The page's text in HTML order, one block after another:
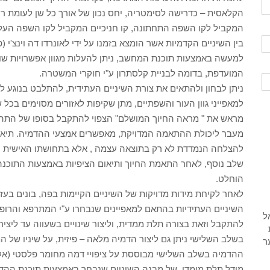
הקלאסית – כדרישה לסימטריה, יחס נכון של אורך כל שן לעומת
המקביל לקו השפה התחתונה, קו חניכיים המקביל לקו השפה
בין השיניים הקדמיות אשר הומצא בזמנו על ידי לאונרדו דה
למעשה באמצעות תוכנת המחשב, ניתן להעלות מגוון אפשרויות
המועדפת, בדומה לבניית קלסתרון ע"י חוקרי המשטרה.
ניתן לבחון ולהתאים את צורת השיניים העתידית, להתלבט
למאפייני גוון העור והשפתיים, מתן שקיפות לאזורים מסוימים
מראש את " מראה החיוך המושלם" הצפוי להתקבל בסופו של
מעבר ליכולת ההתאמה המדויקת, מאפשרים אמצעי ההדמיה. תיאום
להצלחה הנמדדת לא רק בתוצאה עצמה , אלא בתחושתו האישית
שלב נוסף, לאחר התאמת החיוך ותיאום הציפיות באמצעות
הוחלט.
לאחר לקיחת מידות מדויקות של השיניים הקיימות בפה, בונים
השיניים העתידיות בהתאם למאפיינים שנבחרו ע"י המתרפא
להתקבל וזאת בצורה תלת ממדית, וליצור שינויים בשעווה עד
בשלב השלישי ניתן גם ליצור הדמיה מלאה – פיזית, על שיניו
ההדמיה בשלב השלישי מבוססת על ציפויי דמה מחומר פלסטי